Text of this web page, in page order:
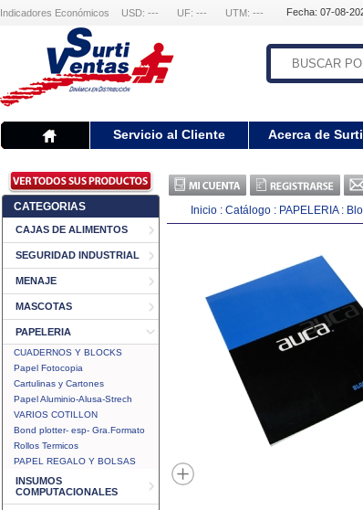
Indicadores Económicos USD: --- UF: --- UTM: --- Fecha: 07-08-
Servicio al Cliente Acerca de
CATEGORIAS
CAJAS DE ALIMENTOS
SEGURIDAD INDUSTRIAL
MENAJE
MASCOTAS
PAPELERIA
CUADERNOS Y BLOCKS
Papel Fotocopia
Cartulinas y Cartones
Papel Aluminio-Alusa-Strech
VARIOS COTILLON
Bond plotter- esp- Gra.Formato
Rollos Termicos
PAPEL REGALO Y BOLSAS
INSUMOS
COMPUTACIONALES
Inicio : Catálogo : PAPELERIA: